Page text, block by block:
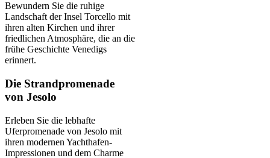
Bewundern Sie die ruhige
Landschaft der Insel Torcello mit
ihren alten Kirchen und ihrer
friedlichen Atmosphäre, die an die
frühe Geschichte Venedigs
erinnert.
Die Strandpromenade
von Jesolo
Erleben Sie die lebhafte
Uferpromenade von Jesolo mit
ihren modernen Yachthafen-
Impressionen und dem Charme